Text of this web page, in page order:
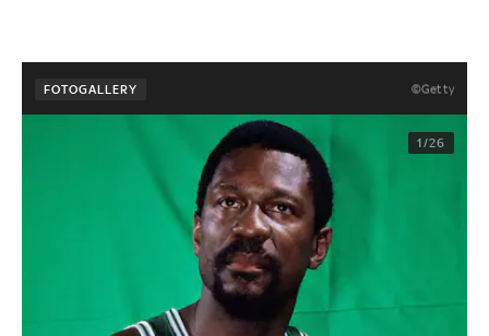
FOTOGALLERY ©Getty
1/26